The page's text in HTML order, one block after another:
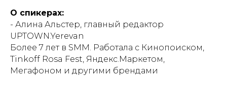
О спикерах:
- Алина Альстер, главный редактор
UPTOWN.Yerevan
Более 7 лет в SMM. Работала с Кинопоиском,
Tinkoff Rosa Fest, Яндекс.Маркетом,
Мегафоном и другими брендами